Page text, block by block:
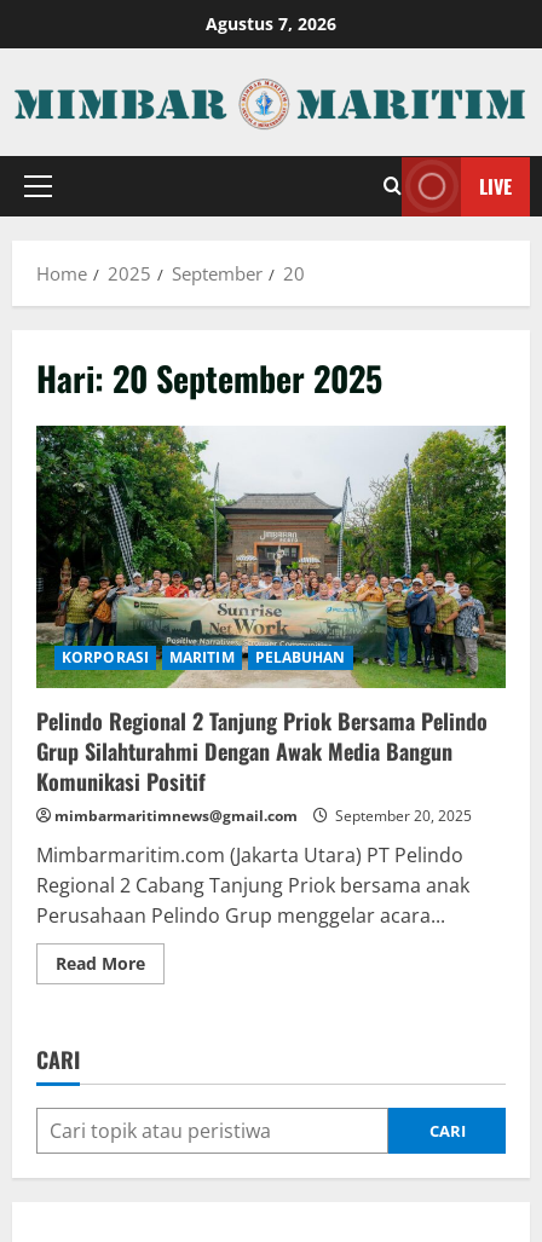
to
Agustus 7, 2026
Primary
LIVE
Home 2025 September 20
Hari: 20 September 2025
KORPORASI MARITIM PELABUHAN
Pelindo Regional 2 Tanjung Priok Bersama Pelindo
Grup Silahturahmi Dengan Awak Media Bangun
Komunikasi Positif
mimbarmaritimnews@gmail.com September 20, 2025
Mimbarmaritim.com (Jakarta Utara) PT Pelindo
Regional 2 Cabang Tanjung Priok bersama anak
Perusahaan Pelindo Grup menggelar acara...
Read MoreRead
more
Priok
Pelindo
Grup
Silahturahmi
Awak
CARI
CARI